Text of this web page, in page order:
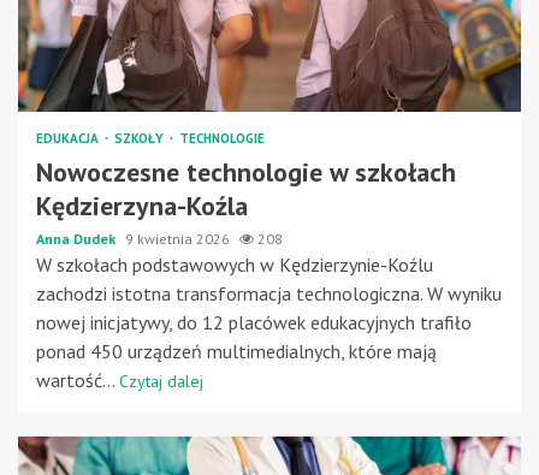
EDUKACJA SZKOŁY TECHNOLOGIE
Nowoczesne technologie w szkołach
Kędzierzyna-Koźla
Anna Dudek 9 kwietnia 2026 208
W szkołach podstawowych w Kędzierzynie-Koźlu
zachodzi istotna transformacja technologiczna. W wyniku
nowej inicjatywy, do 12 placówek edukacyjnych trafiło
ponad 450 urządzeń multimedialnych, które mają
wartość... Czytaj dalej